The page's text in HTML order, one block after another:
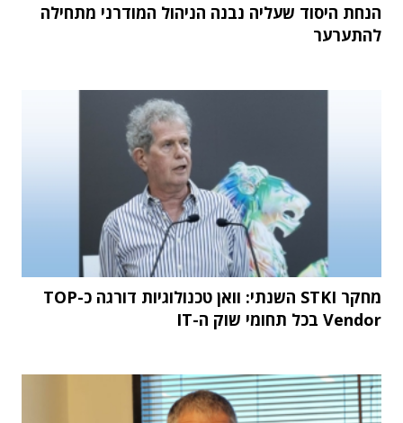
הנחת היסוד שעליה נבנה הניהול המודרני מתחילה
להתערער
מחקר STKI השנתי: וואן טכנולוגיות דורגה כ-TOP
Vendor בכל תחומי שוק ה-IT